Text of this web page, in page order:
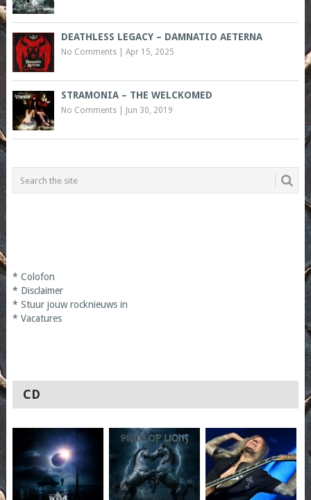
DEATHLESS LEGACY – DAMNATIO AETERNA
No Comments| Apr 15, 2025
STRAMONIA – THE WELCKOMED
No Comments| Jun 30, 2019
* Colofon
* Disclaimer
* Stuur jouw rocknieuws in
* Vacatures
CD